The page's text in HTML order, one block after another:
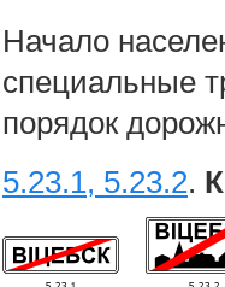
Начало
специальные
порядок
5.23.1, 5.23.2.